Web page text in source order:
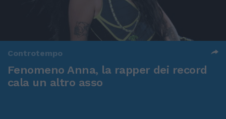
Controtempo
Fenomeno Anna, la rapper dei record
cala un altro asso